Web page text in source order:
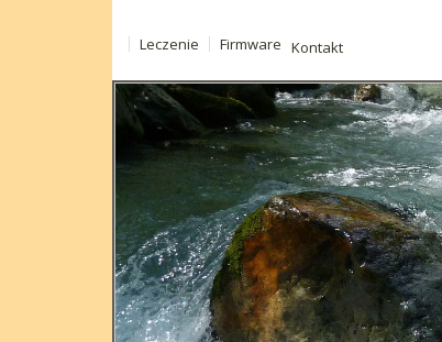
Leczenie Firmware Kontakt